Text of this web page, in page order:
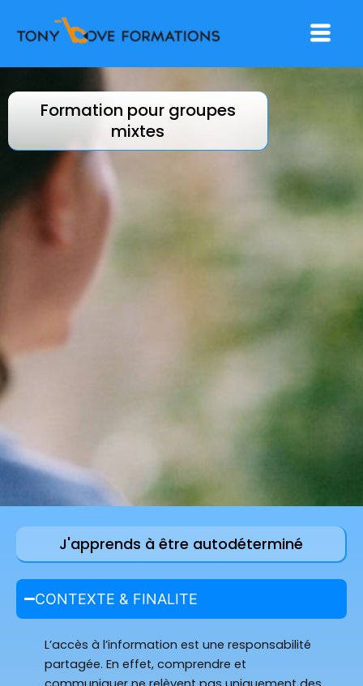
Menu
Formation pour groupes
mixtes
J'apprends à être autodéterminé
CONTEXTE & FINALITE
L’accès à l’information est une responsabilité
partagée. En effet, comprendre et